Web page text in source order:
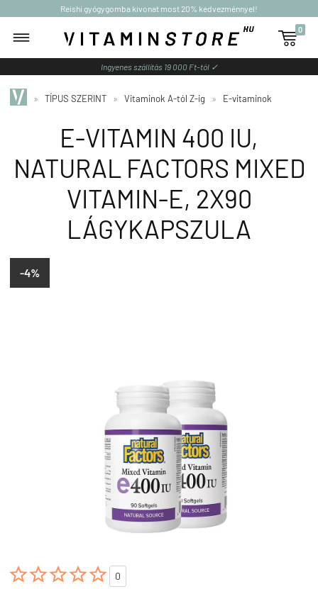
Reishi gyógygomba kivonat most 20% kedvezménnyel!

0
Ingyenes szállítás 19 000 Ft-tól ✓
» TÍPUS SZERINT » Vitaminok A-tól Z-ig » E-vitaminok
E-VITAMIN 400 IU,
NATURAL FACTORS MIXED
VITAMIN-E, 2X90
LÁGYKAPSZULA
-4%

0